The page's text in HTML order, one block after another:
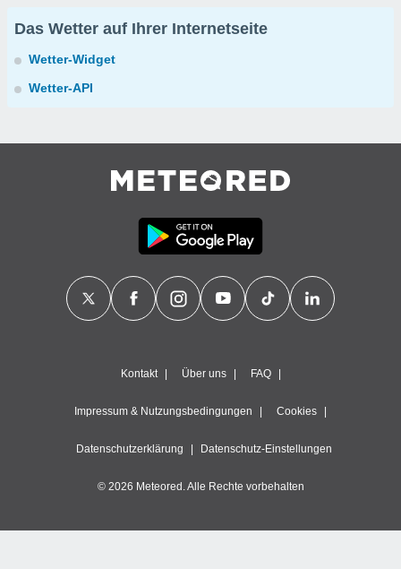
Das Wetter auf Ihrer Internetseite
Wetter-Widget
Wetter-API
Kontakt Über uns FAQ
Impressum & Nutzungsbedingungen Cookies
Datenschutzerklärung Datenschutz-Einstellungen
© 2026 Meteored. Alle Rechte vorbehalten